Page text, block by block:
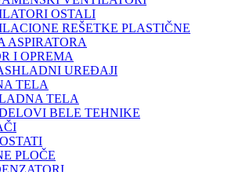
OSTALI
REŠETKE PLASTIČNE
ASPIRATORA
I OPREMA
UREĐAJI
TELA
TELA
BELE TEHNIKE
PLOČE